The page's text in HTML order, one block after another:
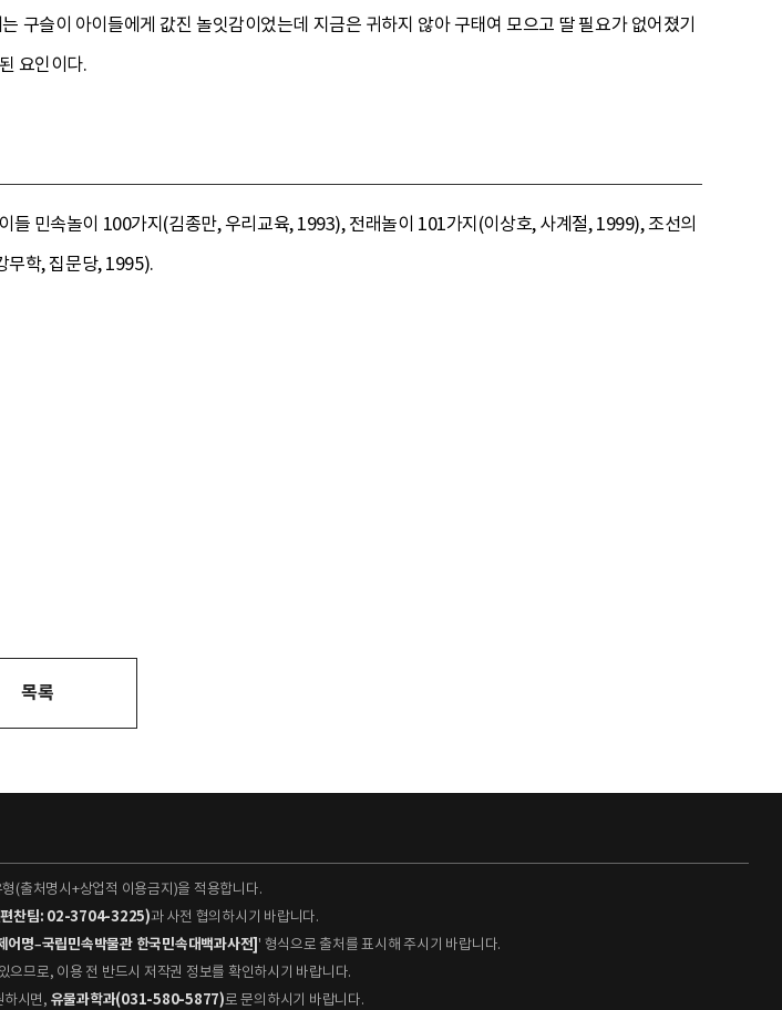
구슬이 아이들에게 값진 놀잇감이었는데 지금은 귀하지 않아 구태여 모으고 딸 필요가 없어졌기
요인이다.
민속놀이 100가지(김종만, 우리교육, 1993), 전래놀이 101가지(이상호, 사계절, 1999), 조선의
무학, 집문당, 1995).
목록
(출처명시+상업적 이용금지)을 적용합니다.
편찬팀: 02-3704-3225)과 사전 협의하시기 바랍니다.
어명–국립민속박물관 한국민속대백과사전] ' 형식으로 출처를 표시해 주시기 바랍니다.
으므로, 이용 전 반드시 저작권 정보를 확인하시기 바랍니다.
하시면, 유물과학과(031-580-5877)로 문의하시기 바랍니다.